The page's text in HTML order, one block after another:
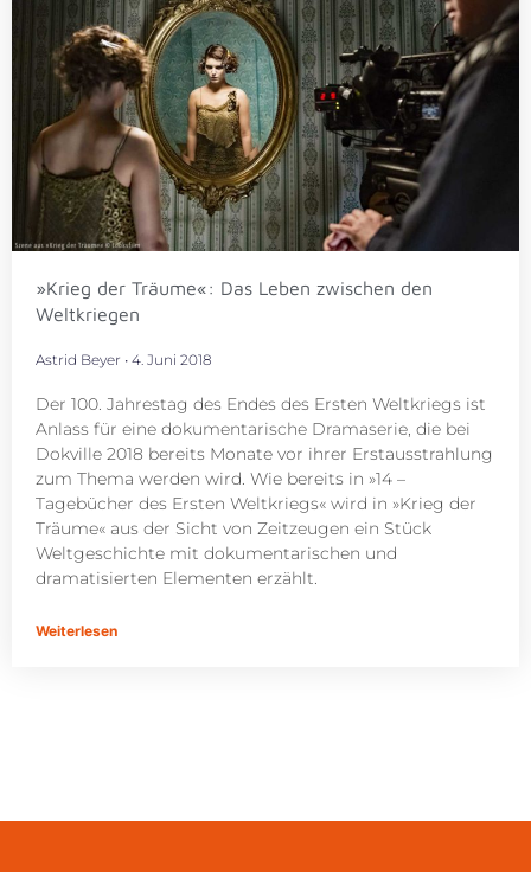
»Krieg der Träume«: Das Leben zwischen den
Weltkriegen
Astrid Beyer 4. Juni 2018
Der 100. Jahrestag des Endes des Ersten Weltkriegs ist
Anlass für eine dokumentarische Dramaserie, die bei
Dokville 2018 bereits Monate vor ihrer Erstausstrahlung
zum Thema werden wird. Wie bereits in »14 –
Tagebücher des Ersten Weltkriegs« wird in »Krieg der
Träume« aus der Sicht von Zeitzeugen ein Stück
Weltgeschichte mit dokumentarischen und
dramatisierten Elementen erzählt.
Weiterlesen